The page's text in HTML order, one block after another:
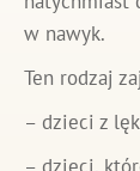
w nawyk.
Ten rodzaj
– dzieci z